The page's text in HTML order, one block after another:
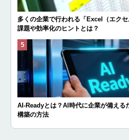
多くの企業で行われる「Excel（エクセ
課題や効率化のヒントとは？
AI-Readyとは？AI時代に企業が備える
構築の方法